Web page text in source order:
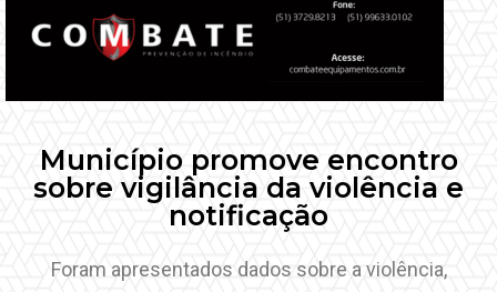
Município promove encontro
sobre vigilância da violência e
notificação
Foram apresentados dados sobre a violência,